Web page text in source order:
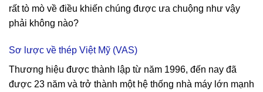
rất tò mò về điều khiến chúng được ưa chuộng như vậy
phải không nào?
Sơ lược về thép ViệtMỹ (VAS)
Thương hiệu được thành lập từ năm 1996, đến nay đã
được 23 năm và trở thành một hệ thống nhà máy lớn mạnh